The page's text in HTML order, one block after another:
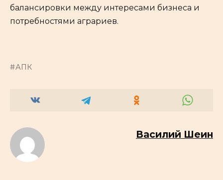
балансировки между интересами бизнеса и
потребностями аграриев.
АПК
Василий Шеин